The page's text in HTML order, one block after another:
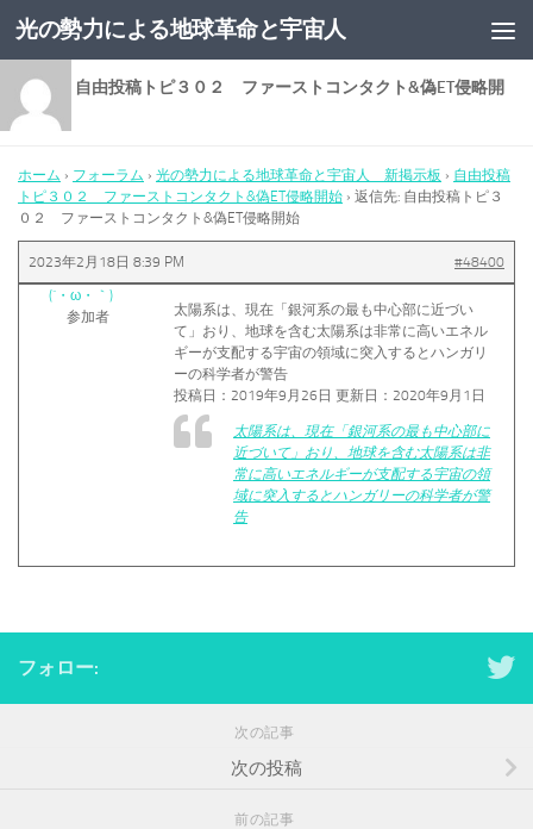
コンテンツへスキップ
光の勢力による地球革命と宇宙人
返信先: 自由投稿トピ３０２ ファーストコンタクト&偽ET侵略開
始
ホーム › フォーラム › 光の勢力による地球革命と宇宙人 新掲示板 › 自由投稿
トピ３０２ ファーストコンタクト&偽ET侵略開始 › 返信先: 自由投稿トピ３
０２ ファーストコンタクト&偽ET侵略開始
2023年2月18日 8:39 PM
#48400
(´・ω・｀)
参加者
太陽系は、現在「銀河系の最も中心部に近づい
て」おり、地球を含む太陽系は非常に高いエネル
ギーが支配する宇宙の領域に突入するとハンガリ
ーの科学者が警告
投稿日：2019年9月26日 更新日：2020年9月1日
太陽系は、現在「銀河系の最も中心部に
近づいて」おり、地球を含む太陽系は非
常に高いエネルギーが支配する宇宙の領
域に突入するとハンガリーの科学者が警
告
フォロー:
次の記事
次の投稿
前の記事